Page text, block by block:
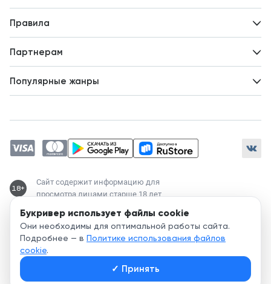
Букривер использует файлы cookie
Они необходимы для оптимальной работы сайта.
Подробнее — в Политике использования файлов
cookie.
✓ Принять
Новости
Правила
Партнерам
Популярные жанры
Магические академии
Современный любовный роман
Любовное фэнтези
18+
Сайт содержит информацию для
просмотра лицами старше 18 лет
Служба поддержки:
support@bookriver.ru
2020-
© Bookriver — литературно-издательская площадка,
объединяющая читателей и авторов.